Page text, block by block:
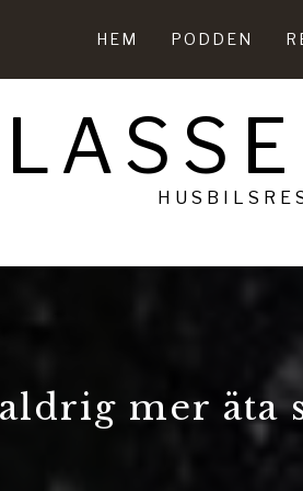
HEM PODDEN
mer äta